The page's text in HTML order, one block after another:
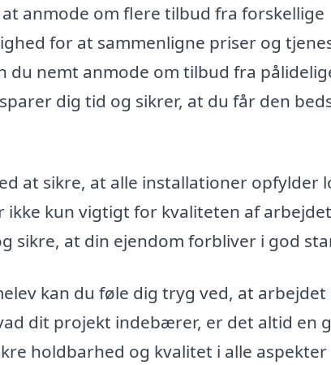
anmode om flere tilbud fra forskellige
for at sammenligne priser og
du nemt anmode om tilbud fra
dig tid og sikrer, at du får den
at sikre, at alle installationer opfylder
kun vigtigt for kvaliteten af
sikre, at din ejendom forbliver i god
kan du føle dig tryg ved, at
dit projekt indebærer, er det altid en
holdbarhed og kvalitet i alle